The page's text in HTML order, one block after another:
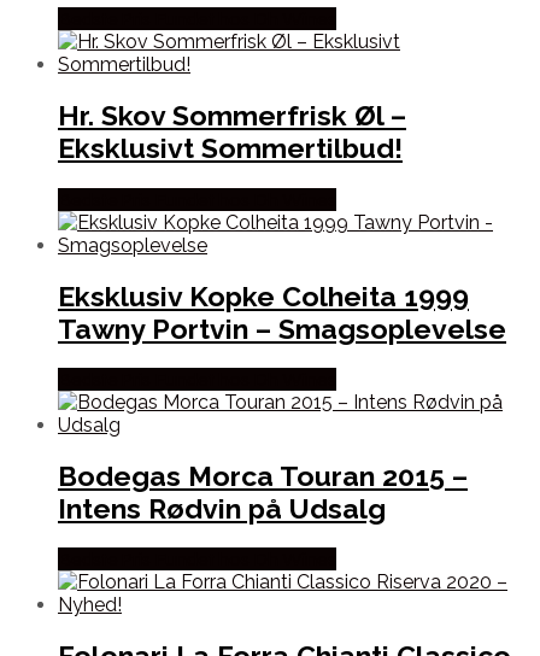
Hr. Skov Sommerfrisk Øl –
Eksklusivt Sommertilbud!
Eksklusiv Kopke Colheita 1999
Tawny Portvin – Smagsoplevelse
Bodegas Morca Touran 2015 –
Intens Rødvin på Udsalg